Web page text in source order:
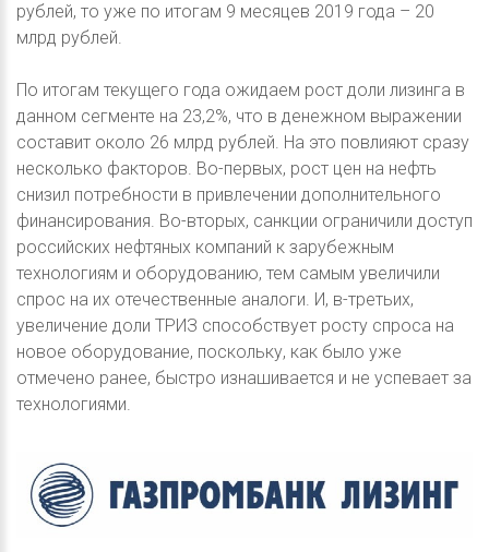
рублей, то уже по итогам 9 месяцев 2019 года – 20
млрд рублей.
По итогам текущего года ожидаем рост доли лизинга в
данном сегменте на 23,2%, что в денежном выражении
составит около 26 млрд рублей. На это повлияют сразу
несколько факторов. Во-первых, рост цен на нефть
снизил потребности в привлечении дополнительного
финансирования. Во-вторых, санкции ограничили доступ
российских нефтяных компаний к зарубежным
технологиям и оборудованию, тем самым увеличили
спрос на их отечественные аналоги. И, в-третьих,
увеличение доли ТРИЗ способствует росту спроса на
новое оборудование, поскольку, как было уже
отмечено ранее, быстро изнашивается и не успевает за
технологиями.